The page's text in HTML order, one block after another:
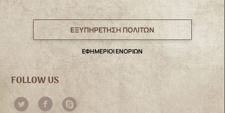
ΕΞΥΠΗΡΕΤΗΣΗ ΠΟΛΙΤΩΝ
ΕΦΗΜΕΡΙΟΙ ΕΝΟΡΙΩΝ
FOLLOW US